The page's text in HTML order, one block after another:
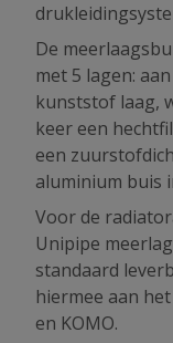
De
met 5 lagen:
kunststof laag,
keer een
een
aluminium buis
Voor de
Unipipe
standaard
hiermee aan
en KOMO.